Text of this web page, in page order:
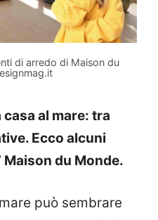
di arredo di Maison du
casa al mare: tra
Ecco alcuni
Maison du Monde.
può sembrare